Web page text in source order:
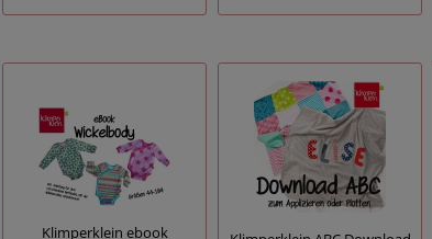
Klimperklein ebook